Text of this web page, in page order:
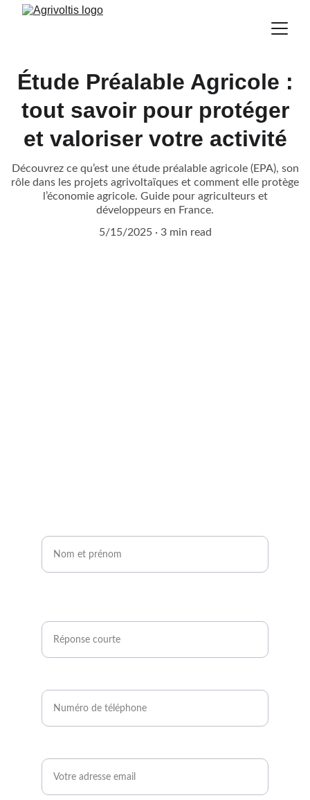
Étude Préalable Agricole :
tout savoir pour protéger
et valoriser votre activité
Découvrez ce qu’est une étude préalable agricole (EPA), son
rôle dans les projets agrivoltaïques et comment elle protège
l’économie agricole. Guide pour agriculteurs et
développeurs en France.
5/15/2025
3 min read